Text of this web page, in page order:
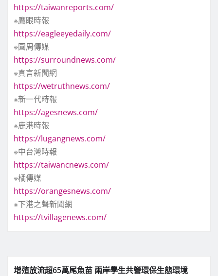
https://taiwanreports.com/
※鷹眼時報
https://eagleeyedaily.com/
※圓周傳媒
https://surroundnews.com/
※真言新聞網
https://wetruthnews.com/
※新一代時報
https://agesnews.com/
※鹿港時報
https://lugangnews.com/
※中台灣時報
https://taiwancnews.com/
※橘傳媒
https://orangesnews.com/
※下港之聲新聞網
https://tvillagenews.com/
增殖放流超65萬尾魚苗 兩岸學生共營環保生態環境